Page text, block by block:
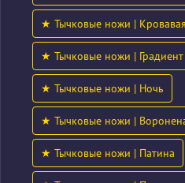
★ Тычковые ножи |
★ Тычковые ножи | Градиент
★ Тычковые ножи | Ночь
★ Тычковые ножи |
★ Тычковые ножи | Патина